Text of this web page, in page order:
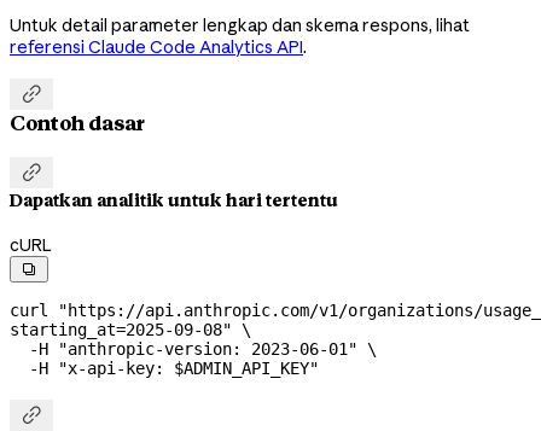
Untuk detail parameter lengkap dan skema respons, lihat
referensi Claude Code Analytics API.

Contoh dasar

Dapatkan analitik untuk hari tertentu
cURL

curl
"https://api.anthropic.com/v1/organizations/
starting_at=2025-09-08" \
  -H
"anthropic-version: 2023-06-01" \
  -H
"x-api-key: $ADMIN_API_KEY"
